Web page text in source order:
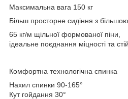
Максимальна вага 150 кг
Більш просторне сидіння з
65 кг/м щільної формованої піни,
ідеальне поєднання міцності та
Комфортна технологічна спинка
Нахил спинки 90-165°
Кут гойдання 30°